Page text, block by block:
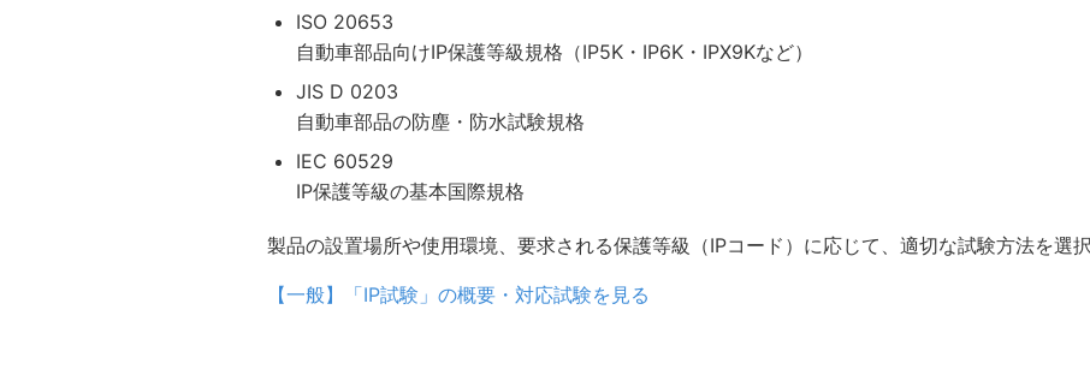
ISO 20653
自動車部品向けIP保護等級規格（IP5K・IP6K・IPX9Kなど）
JIS D 0203
自動車部品の防塵・防水試験規格
IEC 60529
IP保護等級の基本国際規格
製品の設置場所や使用環境、要求される保護等級（IPコード）に応じて、適切な試験方法を選
【一般】「IP試験」の概要・対応試験を見る